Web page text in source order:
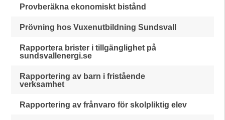
Provberäkna ekonomiskt bistånd
Prövning hos Vuxenutbildning Sundsvall
Rapportera brister i tillgänglighet på
sundsvallenergi.se
Rapportering av barn i fristående
verksamhet
Rapportering av frånvaro för skolpliktig elev